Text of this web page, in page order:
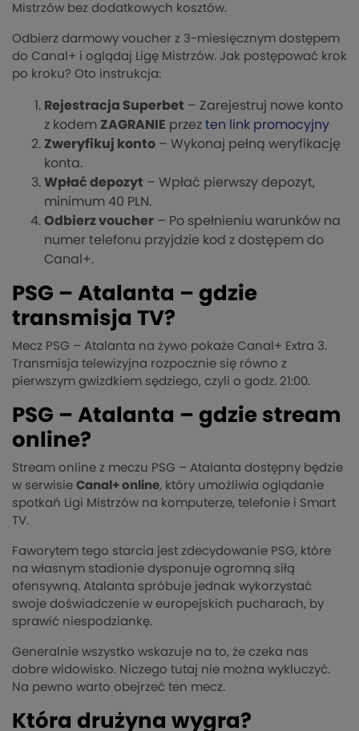
Mistrzów bez dodatkowych kosztów.
Odbierz darmowy voucher z 3-miesięcznym dostępem
do Canal+ i oglądaj Ligę Mistrzów. Jak postępować krok
po kroku? Oto instrukcja:
Rejestracja Superbet – Zarejestruj nowe konto
z kodem ZAGRANIE przez ten link promocyjny
Zweryfikuj konto – Wykonaj pełną weryfikację
konta.
Wpłać depozyt – Wpłać pierwszy depozyt,
minimum 40 PLN.
Odbierz voucher – Po spełnieniu warunków na
numer telefonu przyjdzie kod z dostępem do
Canal+.
PSG – Atalanta – gdzie
transmisja TV?
Mecz PSG – Atalanta na żywo pokaże Canal+ Extra 3.
Transmisja telewizyjna rozpocznie się równo z
pierwszym gwizdkiem sędziego, czyli o godz. 21:00.
PSG – Atalanta – gdzie stream
online?
Stream online z meczu PSG – Atalanta dostępny będzie
w serwisie Canal+ online, który umożliwia oglądanie
spotkań Ligi Mistrzów na komputerze, telefonie i Smart
TV.
Faworytem tego starcia jest zdecydowanie PSG, które
na własnym stadionie dysponuje ogromną siłą
ofensywną. Atalanta spróbuje jednak wykorzystać
swoje doświadczenie w europejskich pucharach, by
sprawić niespodziankę.
Generalnie wszystko wskazuje na to, że czeka nas
dobre widowisko. Niczego tutaj nie można wykluczyć.
Na pewno warto obejrzeć ten mecz.
Która drużyna wygra?